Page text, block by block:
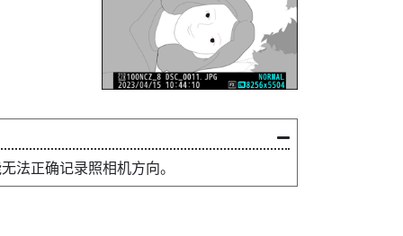
法正确记录照相机方向。